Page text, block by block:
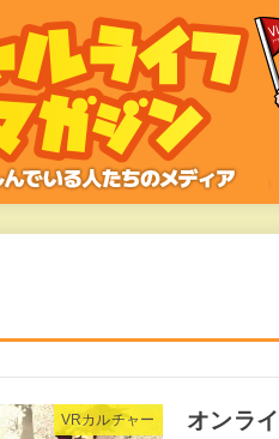
VRカルチャー
オンラ